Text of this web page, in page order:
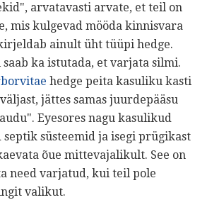
arvatavasti arvate, et teil on
mis kulgevad mööda kinnisvara
ainult üht tüüpi hedge.
ka istutada, et varjata silmi.
hedge peita kasuliku kasti
jättes samas juurdepääsu
Eyesores nagu kasulikud
septik süsteemid ja isegi prügikast
õue mittevajalikult. See on
need varjatud, kui teil pole
valikut.